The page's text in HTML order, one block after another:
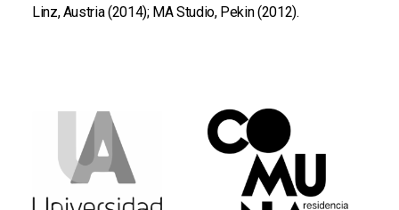
Linz, Austria (2014); MA Studio, Pekin (2012).